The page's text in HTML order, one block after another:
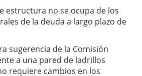
estructura no se ocupa de los
de la deuda a largo plazo de
sugerencia de la Comisión
a una pared de ladrillos
requiere cambios en los